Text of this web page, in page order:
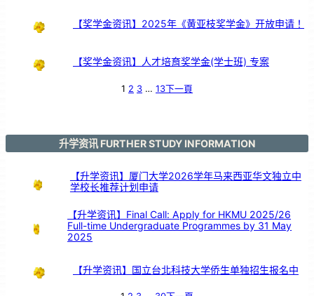
【奖学金资讯】2025年《黄亚枝奖学金》开放申请！
【奖学金资讯】人才培育奖学金(学士班) 专案
1 2 3 … 13下一頁
升学资讯 FURTHER STUDY INFORMATION
【升学资讯】厦门大学2026学年马来西亚华文独立中
学校长推荐计划申请
【升学资讯】Final Call: Apply for HKMU 2025/26
Full-time Undergraduate Programmes by 31 May
2025
【升学资讯】国立台北科技大学侨生单独招生报名中